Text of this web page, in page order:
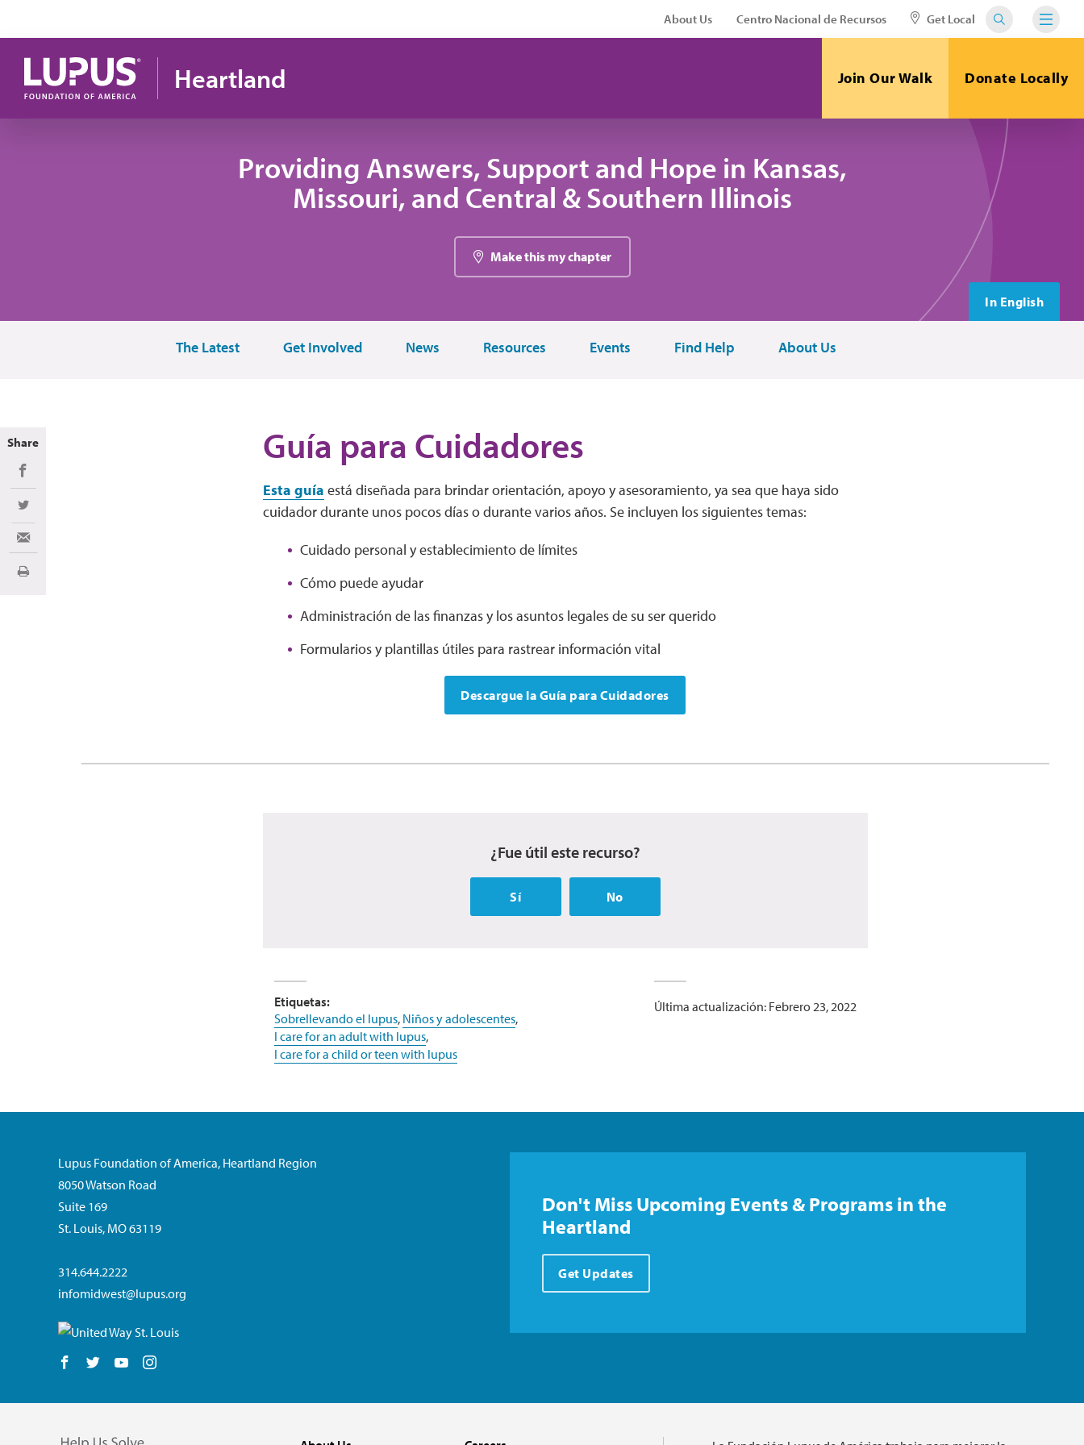
About Us Centro Nacional de Recursos Get Local
Heartland Join Our Walk Donate Locally
Providing Answers, Support and Hope in Kansas,
Missouri, and Central & Southern Illinois
Make this my chapter
In English
The Latest Get Involved News Resources Events Find Help About Us
Guía para Cuidadores
Esta guía está diseñada para brindar orientación, apoyo y asesoramiento, ya sea que haya sido
cuidador durante unos pocos días o durante varios años. Se incluyen los siguientes temas:
Cuidado personal y establecimiento de límites
Cómo puede ayudar
Administración de las finanzas y los asuntos legales de su ser querido
Formularios y plantillas útiles para rastrear información vital
Descargue la Guía para Cuidadores
¿Fue útil este recurso?
Sí No
Etiquetas:
Sobrellevando el lupus, Niños y adolescentes,
I care for an adult with lupus,
I care for a child or teen with lupus
Última actualización: Febrero 23, 2022
Share
Share on Facebook
Share on Twitter
Share via Email
Imprimir
Lupus Foundation of America, Heartland Region
8050 Watson Road
Suite 169
St. Louis, MO 63119
314.644.2222
infomidwest@lupus.org
Follow us on Facebook
Follow us on Twitter
Follow us on YouTube
Don't Miss Upcoming Events & Programs in the
Heartland
Get Updates